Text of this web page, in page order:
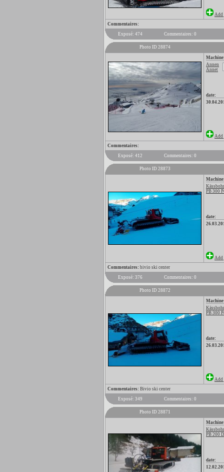
Add
Commentaires:
Exposé: 474
Commentaires: 0
Photo ID 28874
Annen
Annet
date:
Add
Commentaires:
Exposé: 412
Commentaires: 0
Photo ID 28873
PB 300
date:
Add
Commentaires: bivio ski center
Exposé: 376
Commentaires: 0
Photo ID 28872
PB 300
date:
Add
Commentaires: Bivio ski center
Exposé: 349
Commentaires: 0
Photo ID 28871
PB 200 D
date: